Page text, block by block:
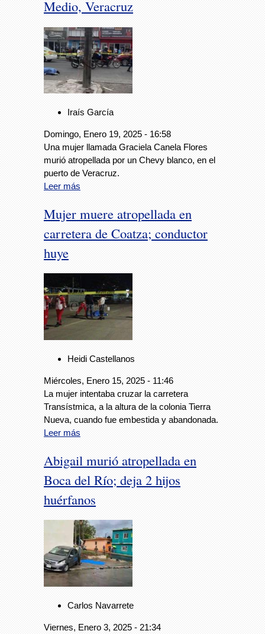
Medio, Veracruz
Iraís García
Domingo, Enero 19, 2025 - 16:58
Una mujer llamada Graciela Canela Flores
murió atropellada por un Chevy blanco, en el
puerto de Veracruz.
Leer más
Mujer muere atropellada en
carretera de Coatza; conductor
huye
Heidi Castellanos
Miércoles, Enero 15, 2025 - 11:46
La mujer intentaba cruzar la carretera
Transístmica, a la altura de la colonia Tierra
Nueva, cuando fue embestida y abandonada.
Leer más
Abigail murió atropellada en
Boca del Río; deja 2 hijos
huérfanos
Carlos Navarrete
Viernes, Enero 3, 2025 - 21:34